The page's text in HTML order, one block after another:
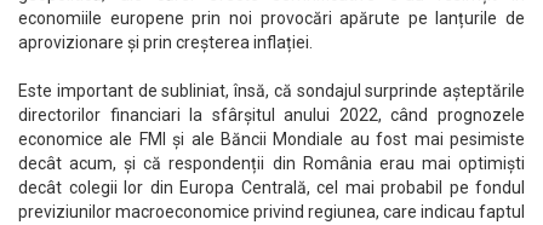
economiile europene prin noi provocări apărute pe lanțurile de
aprovizionare și prin creșterea inflației.
Este important de subliniat, însă, că sondajul surprinde așteptările
directorilor financiari la sfârșitul anului 2022, când prognozele
economice ale FMI și ale Băncii Mondiale au fost mai pesimiste
decât acum, și că respondenții din România erau mai optimiști
decât colegii lor din Europa Centrală, cel mai probabil pe fondul
previziunilor macroeconomice privind regiunea, care indicau faptul